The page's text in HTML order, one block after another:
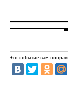
Это событие вам